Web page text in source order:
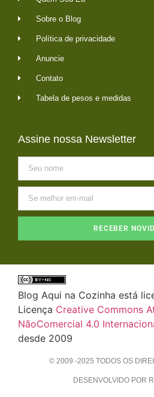
Sobre o Blog
Política de privacidade
Anuncie
Contato
Tabela de pesos e medidas
Assine nossa Newsletter
RECEBER
Blog Aqui na Cozinha está
Licença Creative Commons
NãoComercial 4.0
desde 2009
© 2009 -2025 TODOS OS
DESENVOLVIDO POR